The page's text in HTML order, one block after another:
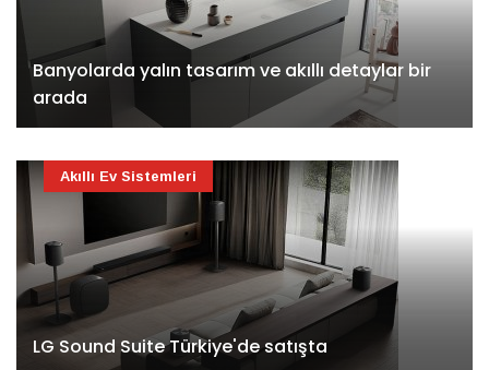
Banyolarda yalın tasarım ve akıllı detaylar bir
arada
LG Sound Suite Türkiye'de satışta
Akıllı Ev Sistemleri